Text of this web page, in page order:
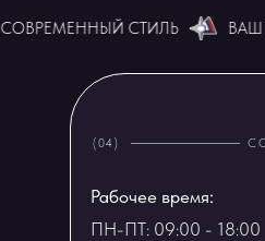
СТИЛЬ ВАШ
Рабочее время:
ПН-ПТ: 09:00 - 18:00
(04)